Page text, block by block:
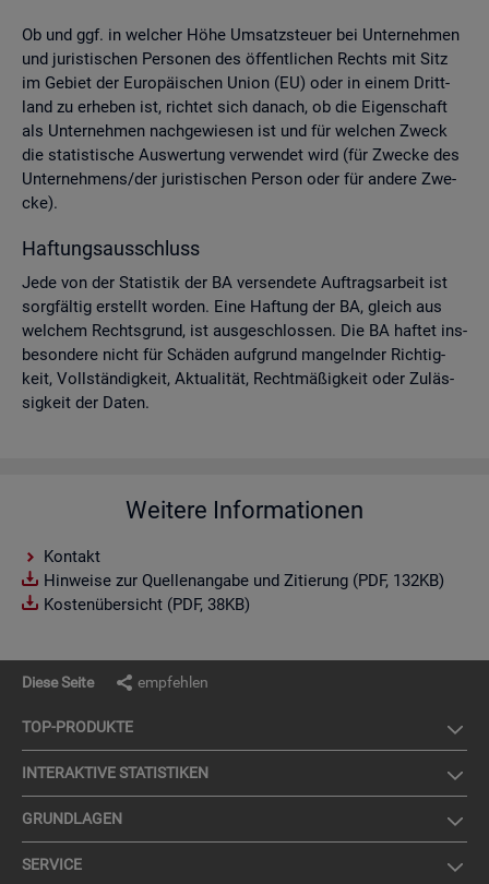
Ob und ggf. in wel­cher Höhe Um­satz­steu­er bei Un­ter­neh­men
und ju­ris­ti­schen Per­so­nen des öf­fent­li­chen Rechts mit Sitz
im Ge­biet der Eu­ro­päi­schen Union (EU) oder in einem Dritt­
land zu er­he­ben ist, rich­tet sich da­nach, ob die Ei­gen­schaft
als Un­ter­neh­men nach­ge­wie­sen ist und für wel­chen Zweck
die sta­tis­ti­sche Aus­wer­tung ver­wen­det wird (für Zwe­cke des
Un­ter­neh­mens/der ju­ris­ti­schen Per­son oder für an­de­re Zwe­
cke).
Haf­tungs­aus­schluss
Jede von der Sta­tis­tik der BA ver­sen­de­te Auf­trags­ar­beit ist
sorg­fäl­tig er­stellt wor­den. Eine Haf­tung der BA, gleich aus
wel­chem Rechts­grund, ist aus­ge­schlos­sen. Die BA haf­tet ins­
be­son­de­re nicht für Schä­den auf­grund man­geln­der Rich­tig­
keit, Voll­stän­dig­keit, Ak­tua­li­tät, Recht­mä­ßig­keit oder Zu­läs­
sig­keit der Daten.
Weitere Informationen
Kontakt
Hinweise zur Quellenangabe und Zitierung (PDF, 132KB)
Kostenübersicht (PDF, 38KB)
Diese Seite empfehlen
TOP-PRO­DUK­TE
IN­TER­AK­TI­VE STA­TIS­TI­KEN
GRUND­LA­GEN
SER­VICE